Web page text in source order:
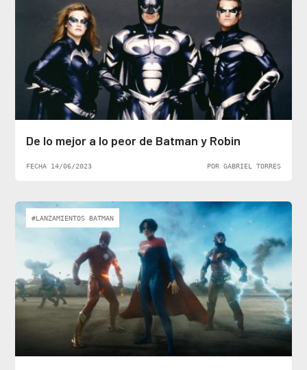
De lo mejor a lo peor de Batman y Robin
FECHA 14/06/2023 POR GABRIEL TORRES
#LANZAMIENTOS BATMAN